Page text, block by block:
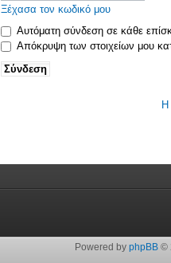
Ξέχασα τον κωδικό μου
Αυτόματη σύνδεση σε κάθε
Απόκρυψη των στοιχείων μου
Η
Powered by phpBB©